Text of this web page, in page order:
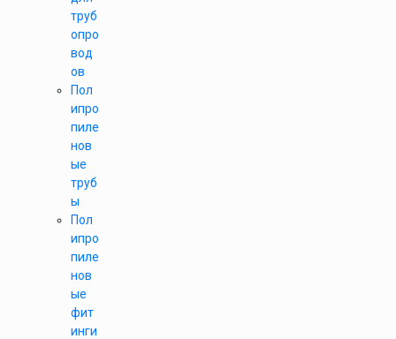
труб
опро
вод
ов
Пол
ипро
пиле
нов
ые
труб
ы
Пол
ипро
пиле
нов
ые
фит
инги